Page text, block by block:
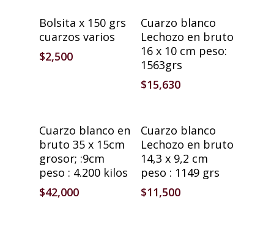
Bolsita x 150 grs
cuarzos varios
$2,500
Añadir Al Carrito
Cuarzo blanco
Lechozo en bruto
16 x 10 cm peso:
1563grs
$15,630
Añadir Al Carrito
Cuarzo blanco en
bruto 35 x 15cm
grosor; :9cm
peso : 4.200 kilos
$42,000
Añadir Al Carrito
Cuarzo blanco
Lechozo en bruto
14,3 x 9,2 cm
peso : 1149 grs
$11,500